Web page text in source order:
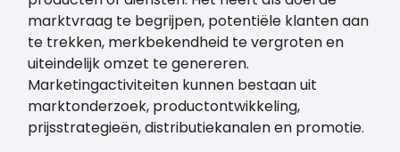
marktvraag te begrijpen, potentiële klanten aan
te trekken, merkbekendheid te vergroten en
uiteindelijk omzet te genereren.
Marketingactiviteiten kunnen bestaan uit
marktonderzoek, productontwikkeling,
prijsstrategieën, distributiekanalen en promotie.